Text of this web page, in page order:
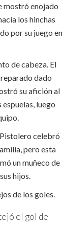
mostró enojado
los hinchas
por su juego en
de cabeza. El
dado
su afición al
luego
Pistolero celebró
pero esta
un muñeco de
hijos.
de los goles.
el gol de